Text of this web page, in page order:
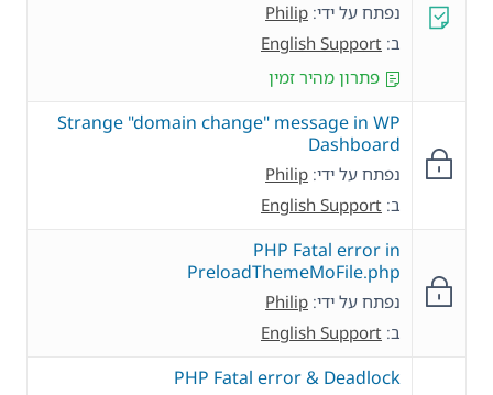
נפתח על ידי: Philip
ב: English Support
פתרון מהיר זמין
Strange "domain change" message in WP
Dashboard
נפתח על ידי: Philip
ב: English Support
PHP Fatal error in
PreloadThemeMoFile.php
נפתח על ידי: Philip
ב: English Support
PHP Fatal error & Deadlock